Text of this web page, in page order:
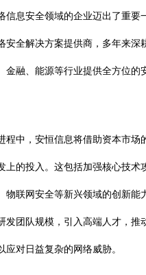
信息安全领域的企业迈出了重要
安全解决方案提供商，多年来深
金融、能源等行业提供全方位的
程中，安恒信息将借助资本市场
上的投入。这包括加强核心技术
物联网安全等新兴领域的创新能
发团队规模，引入高端人才，推
对日益复杂的网络威胁。